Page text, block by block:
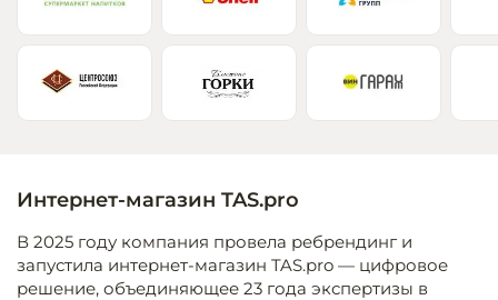
Интернет-магазин TAS.pro
В 2025 году компания провела ребрендинг и
запустила интернет-магазин TAS.pro — цифровое
решение, объединяющее 23 года экспертизы в